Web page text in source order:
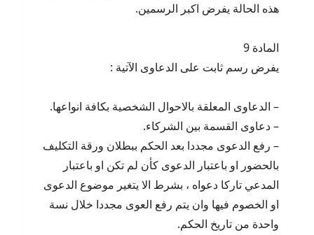
هذه الحالة يفرض اكبر الرسمين.
المادة 9
يفرض رسم ثابت على الدعاوى الآتية :
– الدعاوى المعلقة بالاحوال الشخصية بكافة انواعها.
– دعاوى القسمة بين الشركاء.
– رفع الدعوى مجددا بعد الحكم ببطلان ورقة التكليف
بالحضور او باعتبار الدعوى كأن لم تكن او باعتبار
المدعي تاركا دعواه ، بشرط الا يتغير موضوع الدعوى
او الخصوم فيها وان يتم رفع العوى مجددا خلال نسة
واحدة من تاريخ الحكم.